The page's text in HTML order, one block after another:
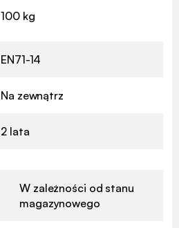
100 kg
EN71-14
Na zewnątrz
2 lata
W zależności od stanu
magazynowego